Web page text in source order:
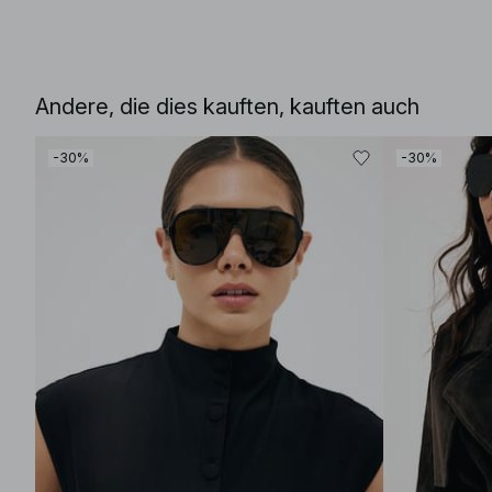
Andere, die dies kauften, kauften auch
-30% -30%